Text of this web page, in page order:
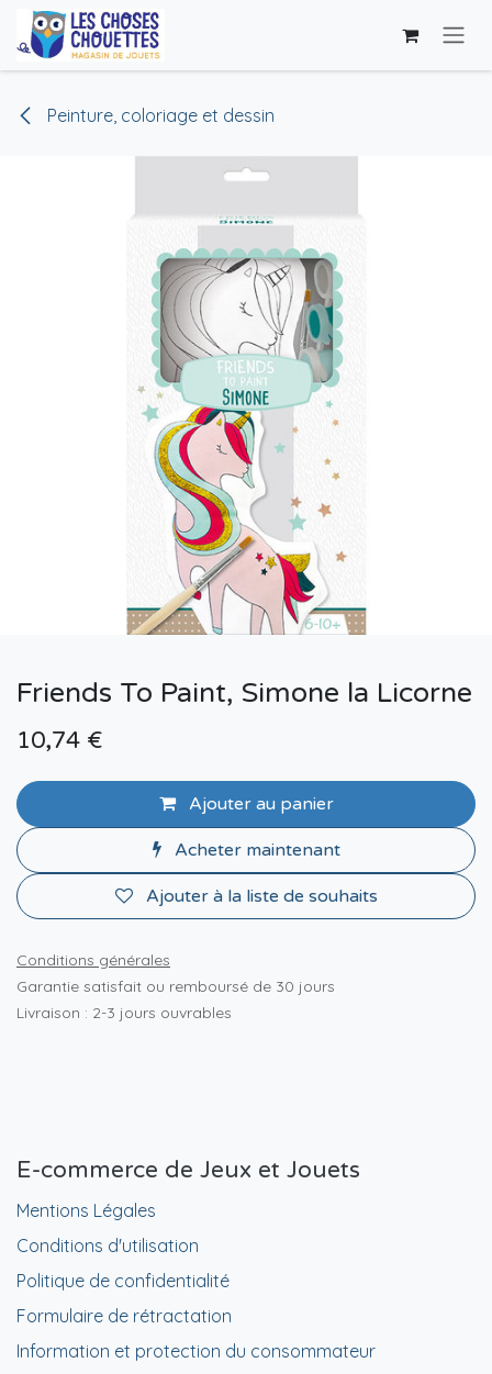
Se rendre au contenu
Peinture, coloriage et dessin
Friends To Paint, Simone la Licorne
10,74 €
Ajouter au panier
Acheter maintenant
Ajouter à la liste de souhaits
Conditions générales
Garantie satisfait ou remboursé de 30 jours
Livraison : 2-3 jours ouvrables
E-commerce de Jeux et Jouets
Mentions Légales
Conditions d'utilisation
Politique de confidentialité
Formulaire de rétractation
Information et protection du consommateur